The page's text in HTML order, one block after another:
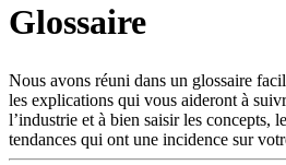
Produits
Soutien
Services
Acheter
Ressources
Glossaire
Nous avons réuni dans un glossaire
les explications qui vous aideront à
l’industrie et à bien saisir les concepts,
tendances qui ont une incidence sur